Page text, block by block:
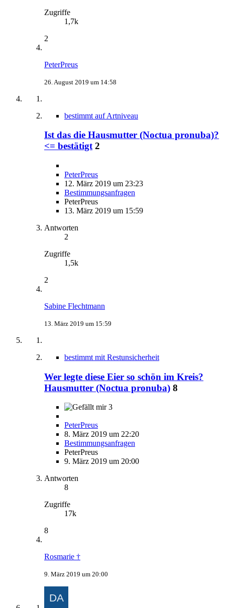
Zugriffe
1,7k
2
PeterPreus
26. August 2019 um 14:58
bestimmt auf Artniveau
Ist das die Hausmutter (Noctua pronuba)?
<= bestätigt 2
PeterPreus
12. März 2019 um 23:23
Bestimmungsanfragen
PeterPreus
13. März 2019 um 15:59
Antworten
2
Zugriffe
1,5k
2
Sabine Flechtmann
13. März 2019 um 15:59
bestimmt mit Restunsicherheit
Wer legte diese Eier so schön im Kreis?
Hausmutter (Noctua pronuba) 8
3
PeterPreus
8. März 2019 um 22:20
Bestimmungsanfragen
PeterPreus
9. März 2019 um 20:00
Antworten
8
Zugriffe
17k
8
Rosmarie †
9. März 2019 um 20:00